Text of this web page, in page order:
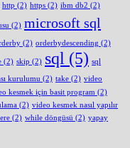
http (2) https (2) ibm db2 (2)
(2) microsoft sql
(2) orderbydescending (2)
(2) skip (2) sql (5) sql
kurulumu (2) take (2) video
kesmek için basit program (2)
(2) video kesmek nasıl yapılır
(2) while döngüsü (2) yapay